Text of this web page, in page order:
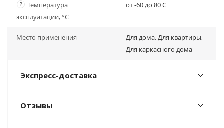
?
Температура
эксплуатации, °С
от -60 до 80 C
Место применения
Для дома, Для квартиры,
Для каркасного дома
Экспресс-доставка
Отзывы